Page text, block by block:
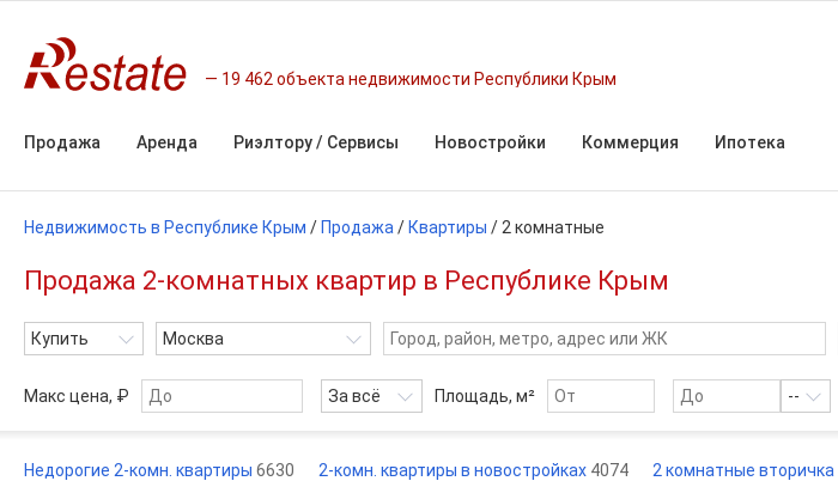
19 462 объекта недвижимости Республики Крым
Продажа Аренда Риэлтору / Сервисы Новостройки Коммерция Ипотека
Недвижимость в Республике Крым / Продажа / Квартиры / 2 комнатные
Продажа 2-комнатных квартир в Республике Крым
Купить Москва
Макс цена, ₽ За всё Площадь, м² --
Недорогие 2-комн. квартиры 6630 2-комн. квартиры в новостройках 4074 2 комнатные вторичка